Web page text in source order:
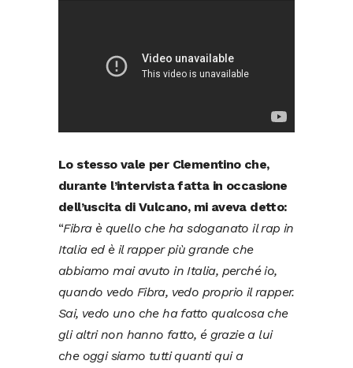
Lo stesso vale per Clementino che,
durante l’intervista fatta in occasione
dell’uscita di Vulcano, mi aveva detto:
“Fibra è quello che ha sdoganato il rap in
Italia ed è il rapper più grande che
abbiamo mai avuto in Italia, perché io,
quando vedo Fibra, vedo proprio il rapper.
Sai, vedo uno che ha fatto qualcosa che
gli altri non hanno fatto, é grazie a lui
che oggi siamo tutti quanti qui a